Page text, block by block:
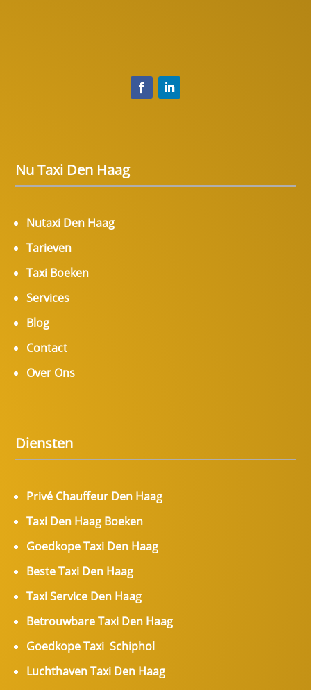
Nu Taxi Den Haag
Nutaxi Den Haag
Tarieven
Taxi Boeken
Services
Blog
Contact
Over Ons
Diensten
Privé Chauffeur Den Haag
Taxi Den Haag Boeken
Goedkope Taxi Den Haag
Beste Taxi Den Haag
Taxi Service Den Haag
Betrouwbare Taxi Den Haag
Goedkope Taxi Schiphol
Luchthaven Taxi Den Haag